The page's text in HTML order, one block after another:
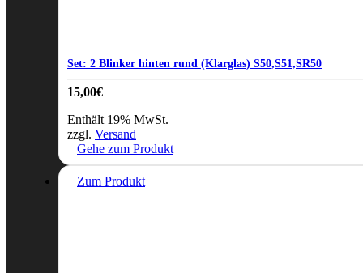
Set: 2 Blinker hinten rund (Klarglas) S50,S51,SR50
15,00€
Enthält 19% MwSt.
zzgl. Versand
Gehe zum Produkt
Zum Produkt